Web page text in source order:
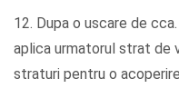
12. Dupa o uscare de
aplica urmatorul strat de
straturi pentru o